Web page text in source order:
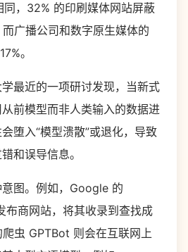
同，32% 的印刷媒体网站屏蔽
广播公司和数字原生媒体的
。
最近的一项研讨发现，当新式
前模型而非人类输入的数据进
堕入“模型溃散”或退化，导致
和误导信息。
图。例如，Google 的
商网站，将其收录到查找成
虫 GPTBot 则会在互联网上